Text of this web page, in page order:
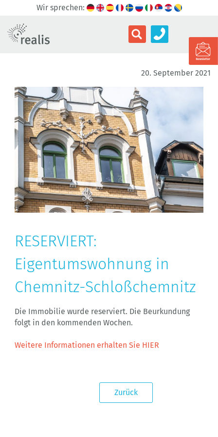
Wir sprechen:
20. September 2021
RESERVIERT:
Eigentumswohnung in
Chemnitz-Schloßchemnitz
Die Immobilie wurde reserviert. Die Beurkundung
folgt in den kommenden Wochen.
Weitere Informationen erhalten Sie HIER
Zurück